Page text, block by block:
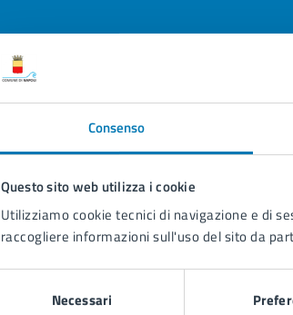
Consenso
Questo sito web utilizza i cookie
Utilizziamo cookie tecnici di navigazione e di
raccogliere informazioni sull'uso del sito da
Necessari
Contatta il
Leggi le
Richiedi assistenza
Prenota
Problemi in